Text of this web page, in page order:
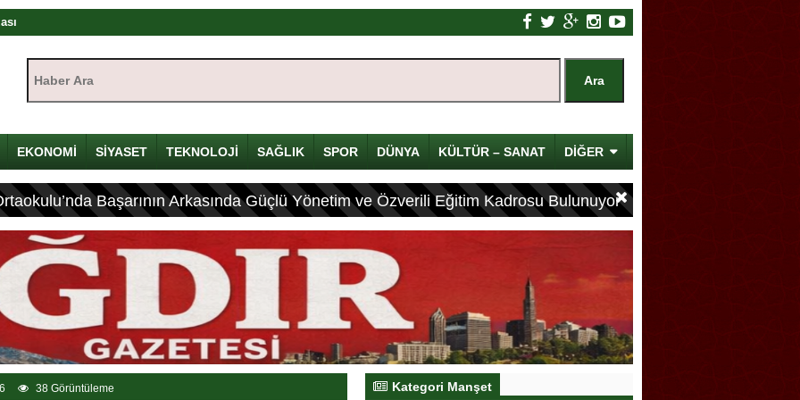
Iğdır’da başlıyor
Mirası
4 Yaralı
EKONOMİ SİYASET TEKNOLOJİ SAĞLIK SPOR DÜNYA KÜLTÜR – SANAT DİĞER
Başarının Arkasında Güçlü Yönetim ve Özverili Eğitim Kadrosu Bulunuyor
38 Görüntüleme Kategori Manşet